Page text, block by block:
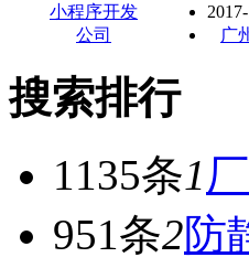
广
搜索排行
1135条1
951条2防